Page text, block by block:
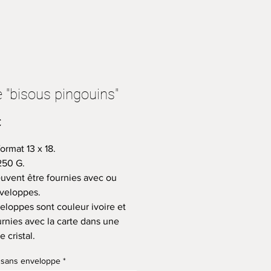
"bisous pingouins"
Prix
13 x 18.
G.
être fournies avec ou
sont couleur ivoire et
avec la carte dans une
cristal.
enveloppe *